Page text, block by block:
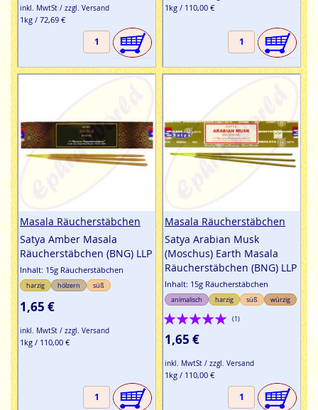
inkl. MwtSt / zzgl. Versand
1kg / 72,69 €
1kg / 110,00 €
Masala Räucherstäbchen
Satya Amber Masala
Räucherstäbchen (BNG) LLP
Inhalt: 15g Räucherstäbchen
harzig hölzern süß
1,65 €
inkl. MwtSt / zzgl. Versand
1kg / 110,00 €
Masala Räucherstäbchen
Satya Arabian Musk
(Moschus) Earth Masala
Räucherstäbchen (BNG) LLP
Inhalt: 15g Räucherstäbchen
animalisch harzig süß würzig
Bewertung:
100%
(1)
1,65 €
inkl. MwtSt / zzgl. Versand
1kg / 110,00 €